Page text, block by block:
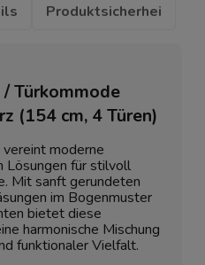
Produktsicherhei
Türkommode
(154 cm, 4 Türen)
moderne
Lösungen für stilvoll
Mit sanft gerundeten
im Bogenmuster
bietet diese
harmonische Mischung
funktionaler Vielfalt.